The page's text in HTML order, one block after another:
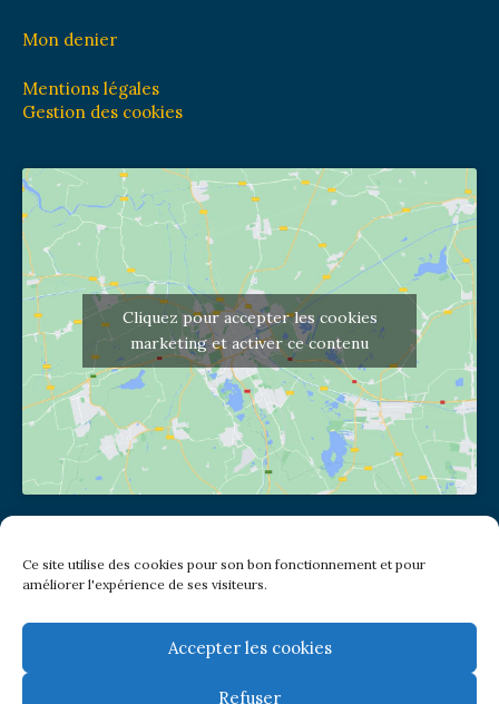
Ce site utilise des cookies pour son bon fonctionnement et pour
améliorer l'expérience de ses visiteurs.
Accepter les cookies
Refuser
Mon denier
Mentions légales
Gestion des cookies
Cliquez pour accepter les cookies
marketing et activer ce contenu
(pas de courrier à cette adresse)
2 place Jules Joffrin - 75018
Metro: Jules Joffrin ou Simplon
Bus : Mairie du XVIII